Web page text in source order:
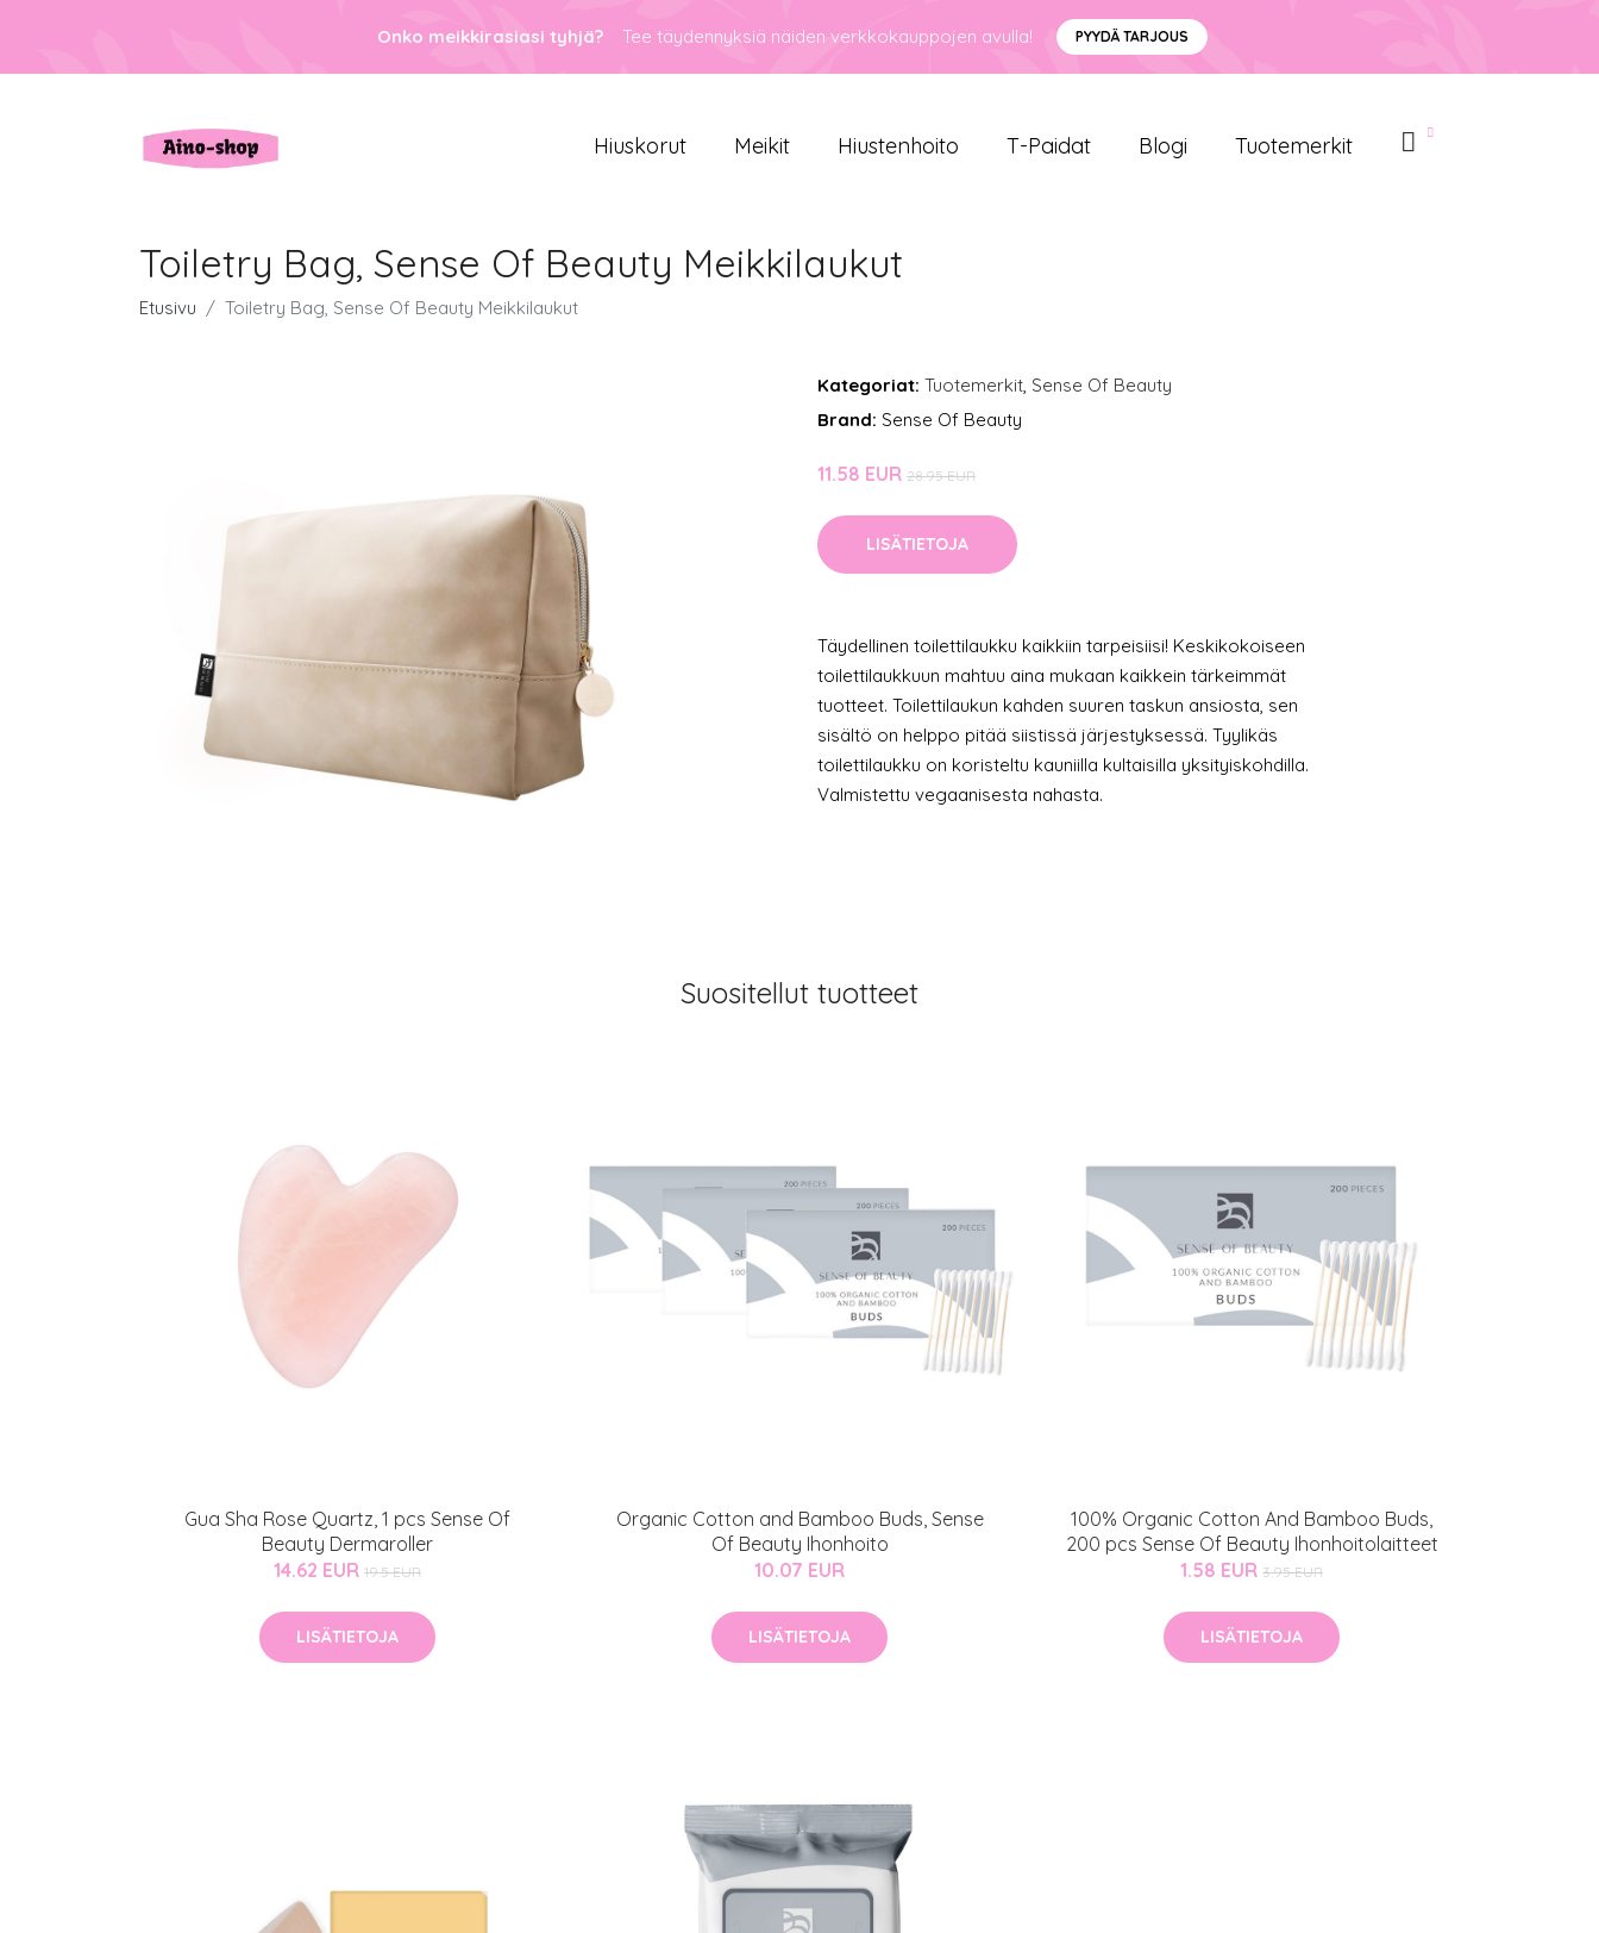
Onko meikkirasiasi tyhjä? Tee täydennyksiä näiden verkkokauppojen avulla! PYYDÄ TARJOUS
Hiuskorut Meikit Hiustenhoito T-Paidat Blogi Tuotemerkit
Toiletry Bag, Sense Of Beauty Meikkilaukut
Etusivu Toiletry Bag, Sense Of Beauty Meikkilaukut
Kategoriat: Tuotemerkit, Sense Of Beauty
Brand: Sense Of Beauty
11.58 EUR 28.95 EUR
LISÄTIETOJA
Täydellinen toilettilaukku kaikkiin tarpeisiisi! Keskikokoiseen
toilettilaukkuun mahtuu aina mukaan kaikkein tärkeimmät
tuotteet. Toilettilaukun kahden suuren taskun ansiosta, sen
sisältö on helppo pitää siistissä järjestyksessä. Tyylikäs
toilettilaukku on koristeltu kauniilla kultaisilla yksityiskohdilla.
Valmistettu vegaanisesta nahasta.
Suositellut tuotteet
Gua Sha Rose Quartz, 1 pcs Sense Of
Beauty Dermaroller
14.62 EUR 19.5 EUR
LISÄTIETOJA
Organic Cotton and Bamboo Buds, Sense
Of Beauty Ihonhoito
10.07 EUR
LISÄTIETOJA
100% Organic Cotton And Bamboo Buds,
200 pcs Sense Of Beauty Ihonhoitolaitteet
1.58 EUR 3.95 EUR
LISÄTIETOJA